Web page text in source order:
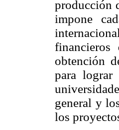
producción
impone
obtención
para lograr
general y
los